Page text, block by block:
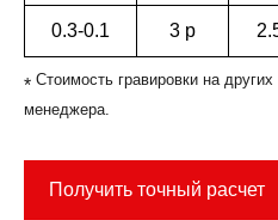
0.3-0.1 3 р
* Стоимость гравировки на
менеджера.
Получить точный расчет